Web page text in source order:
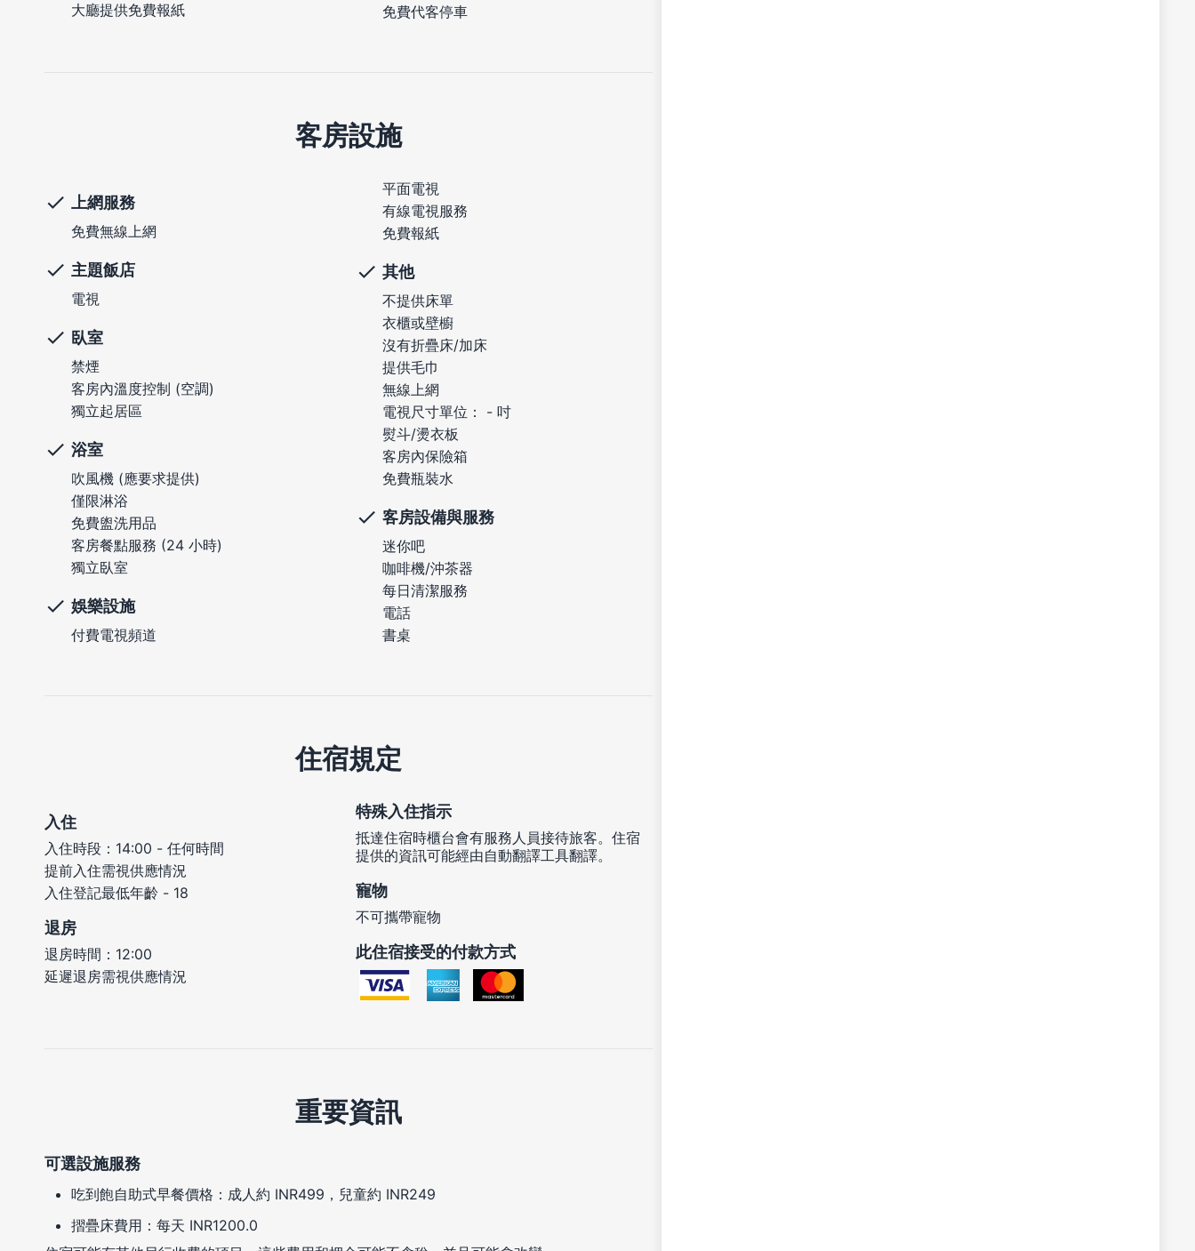
大廳提供免費報紙
免費代客停車
客房設施
上網服務
免費無線上網
主題飯店
電視
臥室
禁煙
客房內溫度控制 (空調)
獨立起居區
浴室
吹風機 (應要求提供)
僅限淋浴
免費盥洗用品
客房餐點服務 (24 小時)
獨立臥室
娛樂設施
付費電視頻道
平面電視
有線電視服務
免費報紙
其他
不提供床單
衣櫃或壁櫥
沒有折疊床/加床
提供毛巾
無線上網
電視尺寸單位： - 吋
熨斗/燙衣板
客房內保險箱
免費瓶裝水
客房設備與服務
迷你吧
咖啡機/沖茶器
每日清潔服務
電話
書桌
住宿規定
入住
入住時段：14:00 - 任何時間
提前入住需視供應情況
入住登記最低年齡 - 18
退房
退房時間：12:00
延遲退房需視供應情況
特殊入住指示
抵達住宿時櫃台會有服務人員接待旅客。住宿
提供的資訊可能經由自動翻譯工具翻譯。
寵物
不可攜帶寵物
此住宿接受的付款方式
重要資訊
可選設施服務
吃到飽自助式早餐價格：成人約 INR499，兒童約 INR249
摺疊床費用：每天 INR1200.0